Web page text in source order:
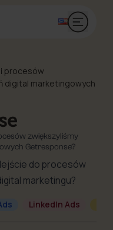
Otwórz
procesów
digital marketingowych
zwiększyliśmy
Getresponse?
do procesów
marketingu?
LinkedIn Ads